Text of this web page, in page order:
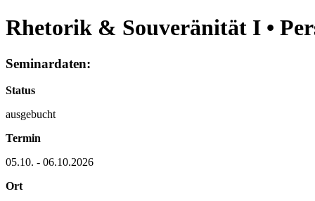
Rhetorik & Souveränität I •
Seminardaten:
Status
ausgebucht
Termin
05.10. - 06.10.2026
Ort